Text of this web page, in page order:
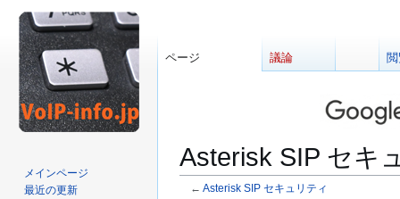
Asterisk SIP セキ
← Asterisk SIP セキュリティ
ページ 議論
メインページ
最近の更新